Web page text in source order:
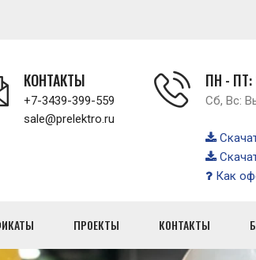
КОНТАКТЫ
+7-3439-399-559
sale@prelektro.ru
ПН - ПТ:
Сб, Вс:
Как
ПРОЕКТЫ КОНТАКТЫ